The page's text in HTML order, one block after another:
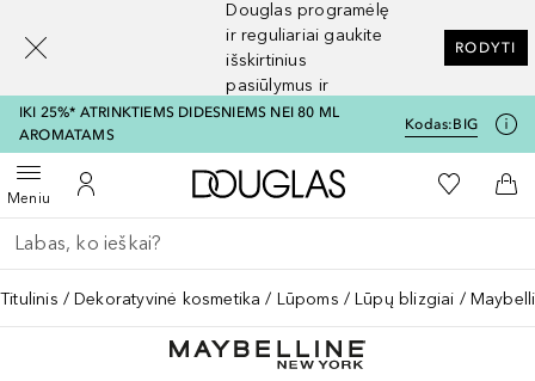
Douglas programėlę
ir reguliariai gaukite
išskirtinius
pasiūlymus ir
nuolaidas
RODYTI
IKI 25%* ATRINKTIEMS DIDESNIEMS NEI 80 ML
AROMATAMS
Kodas:BIG
MeniuAtidaryti meniuĮ mano paskyrą
Į Douglas pagrindinį
Į mano
Į
Grįžk atgal
Vykdykite paiešką
Titulinis Dekoratyvinė kosmetika Lūpoms Lūpų blizgiai
[navigation.slideout.screenreader]